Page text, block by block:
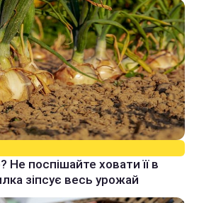
поспішайте ховати її в
зіпсує весь урожай